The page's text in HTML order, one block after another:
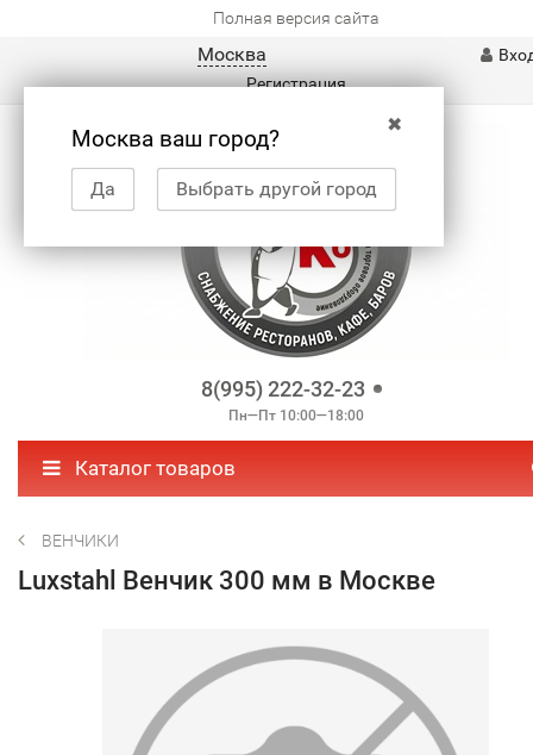
Полная версия сайта
Москва
✖
Москва ваш город?
Да Выбрать другой город
Регистрация
8(995) 222-32-23
Пн—Пт 10:00—18:00
Каталог товаров
ВЕНЧИКИ
Luxstahl Венчик 300 мм в Москве